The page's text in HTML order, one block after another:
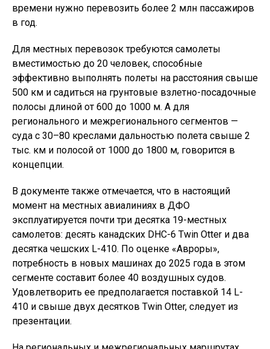
времени нужно перевозить более 2 млн пассажиров
в год.
Для местных перевозок требуются самолеты
вместимостью до 20 человек, способные
эффективно выполнять полеты на расстояния свыше
500 км и садиться на грунтовые взлетно-посадочные
полосы длиной от 600 до 1000 м. А для
регионального и межрегионального сегментов —
суда с 30–80 креслами дальностью полета свыше 2
тыс. км и полосой от 1000 до 1800 м, говорится в
концепции.
В документе также отмечается, что в настоящий
момент на местных авиалиниях в ДФО
эксплуатируется почти три десятка 19-местных
самолетов: десять канадских DHC-6 Twin Otter и два
десятка чешских L-410. По оценке «Авроры»,
потребность в новых машинах до 2025 года в этом
сегменте составит более 40 воздушных судов.
Удовлетворить ее предполагается поставкой 14 L-
410 и свыше двух десятков Twin Otter, следует из
презентации.